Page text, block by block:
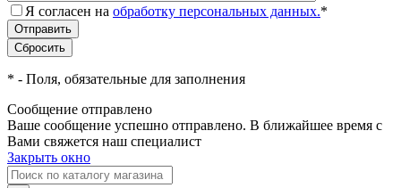
Я согласен на обработку персональных данных.*
* - Поля, обязательные для заполнения
Сообщение отправлено
Ваше сообщение успешно отправлено. В ближайшее время с
Вами свяжется наш специалист
Закрыть окно